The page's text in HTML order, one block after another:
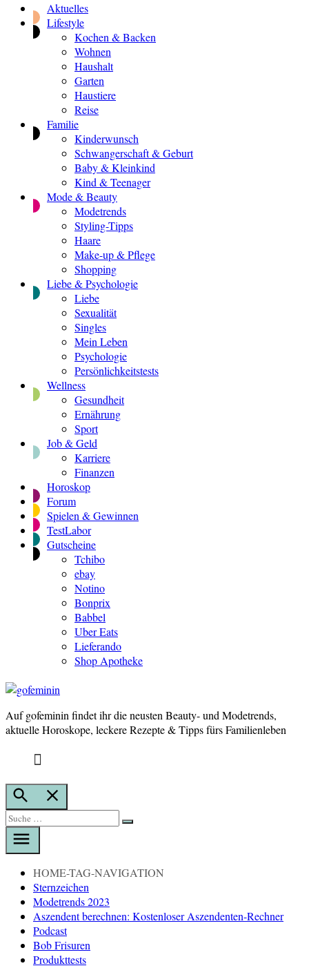
Aktuelles
Lifestyle
Kochen & Backen
Wohnen
Haushalt
Garten
Haustiere
Reise
Familie
Kinderwunsch
Schwangerschaft & Geburt
Baby & Kleinkind
Kind & Teenager
Mode & Beauty
Modetrends
Styling-Tipps
Haare
Make-up & Pflege
Shopping
Liebe & Psychologie
Liebe
Sexualität
Singles
Mein Leben
Psychologie
Persönlichkeitstests
Wellness
Gesundheit
Ernährung
Sport
Job & Geld
Karriere
Finanzen
Horoskop
Forum
Spielen & Gewinnen
TestLabor
Gutscheine
Tchibo
ebay
Notino
Bonprix
Babbel
Uber Eats
Lieferando
Shop Apotheke
gofeminin
Auf gofeminin findet ihr die neusten Beauty- und Modetrends,
aktuelle Horoskope, leckere Rezepte & Tipps fürs Familienleben
Suche
öffnen
Suche
nach:
Suche
HOME-TAG-NAVIGATION
Sternzeichen
Modetrends 2023
Aszendent berechnen: Kostenloser Aszendenten-Rechner
Podcast
Bob Frisuren
Produkttests